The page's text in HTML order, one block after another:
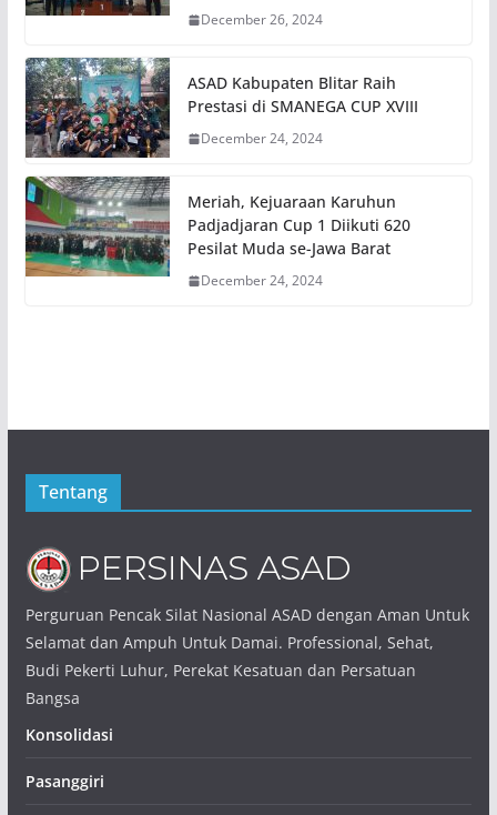
December 26, 2024
ASAD Kabupaten Blitar Raih
Prestasi di SMANEGA CUP XVIII
December 24, 2024
Meriah, Kejuaraan Karuhun
Padjadjaran Cup 1 Diikuti 620
Pesilat Muda se-Jawa Barat
December 24, 2024
Tentang
Perguruan Pencak Silat Nasional ASAD dengan Aman Untuk
Selamat dan Ampuh Untuk Damai. Professional, Sehat,
Budi Pekerti Luhur, Perekat Kesatuan dan Persatuan
Bangsa
Konsolidasi
Pasanggiri